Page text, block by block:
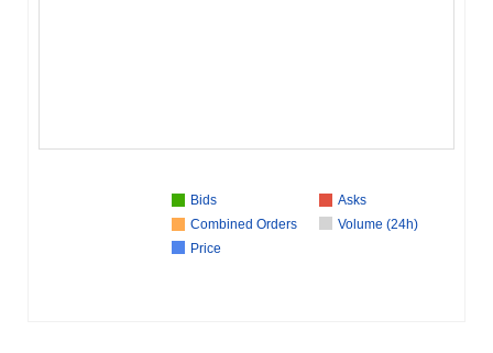
Bids
Asks
Combined Orders
Volume (24h)
Price